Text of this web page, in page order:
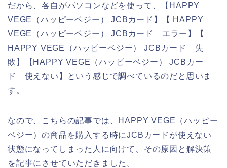
だから、各自がパソコンなどを使って、【HAPPY
VEGE（ハッピーベジー） JCBカード】【 HAPPY
VEGE（ハッピーベジー） JCBカード エラー】【
HAPPY VEGE（ハッピーベジー） JCBカード 失
敗】【HAPPY VEGE（ハッピーベジー） JCBカー
ド 使えない】という感じで調べているのだと思いま
す。
なので、こちらの記事では、HAPPY VEGE（ハッピー
ベジー）の商品を購入する時にJCBカードが使えない
状態になってしまった人に向けて、その原因と解決策
を記事にさせていただきました。